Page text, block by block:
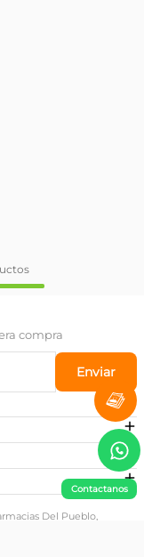
Contactanos
compra
Enviar
Del Pueblo,